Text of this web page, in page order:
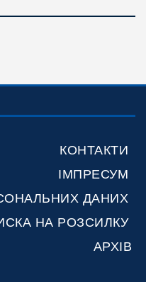
КОНТАКТИ
ІМПРЕСУМ
ДАНИХ
НА РОЗСИЛКУ
АРХІВ